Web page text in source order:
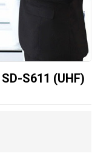
S611 (UHF)